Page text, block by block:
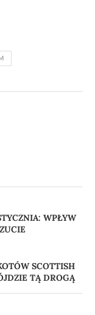
WPŁYW
SCOTTISH
TĄ DROGĄ